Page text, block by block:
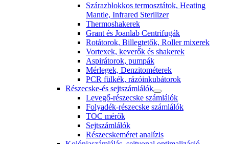
Szárazblokkos termosztátok, Heating
Mantle, Infrared Sterilizer
Thermoshakerek
Grant és Joanlab Centrifugák
Rotátorok, Billegtetők, Roller mixerek
Vortexek, keverők és shakerek
Aspirátorok, pumpák
Mérlegek, Denzitométerek
PCR fülkék, rázóinkubátorok
Részecske-és sejtszámlálók
Levegő-részecske számlálók
Folyadék-részecske számlálók
TOC mérők
Sejtszámlálók
Részecskeméret analízis